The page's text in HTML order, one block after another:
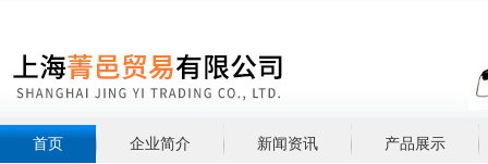
首页 企业简介 新闻资讯 产品展示